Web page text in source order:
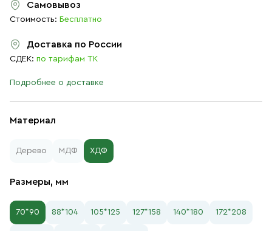
Материал
Дерево МДФ ХДФ
Размеры, мм
70*90 88*104 105*125 127*158 140*180 172*208
Самовывоз
Стоимость: Бесплатно
Доставка по России
СДЕК: по тарифам ТК
Подробнее о доставке